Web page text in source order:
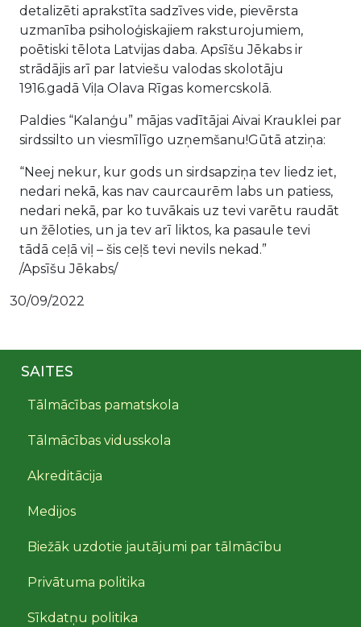
detalizēti aprakstīta sadzīves vide, pievērsta
uzmanība psiholoģiskajiem raksturojumiem,
poētiski tēlota Latvijas daba. Apsīšu Jēkabs ir
strādājis arī par latviešu valodas skolotāju
1916.gadā Viļa Olava Rīgas komercskolā.
Paldies “Kalanģu” mājas vadītājai Aivai Krauklei par
sirdssilto un viesmīlīgo uzņemšanu!Gūtā atziņa:
“Neej nekur, kur gods un sirdsapziņa tev liedz iet,
nedari nekā, kas nav caurcaurēm labs un patiess,
nedari nekā, par ko tuvākais uz tevi varētu raudāt
un žēloties, un ja tev arī liktos, ka pasaule tevi
tādā ceļā viļ – šis ceļš tevi nevils nekad.”
/Apsīšu Jēkabs/
30/09/2022
SAITES
Tālmācības pamatskola
Tālmācības vidusskola
Akreditācija
Medijos
Biežāk uzdotie jautājumi par tālmācību
Privātuma politika
Sīkdatņu politika